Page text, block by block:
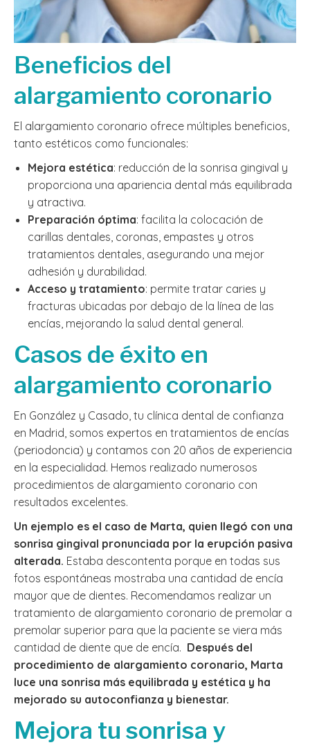
Beneficios del
alargamiento coronario
El alargamiento coronario ofrece múltiples beneficios,
tanto estéticos como funcionales:
Mejora estética: reducción de la sonrisa gingival y
proporciona una apariencia dental más equilibrada
y atractiva.
Preparación óptima: facilita la colocación de
carillas dentales, coronas, empastes y otros
tratamientos dentales, asegurando una mejor
adhesión y durabilidad.
Acceso y tratamiento: permite tratar caries y
fracturas ubicadas por debajo de la línea de las
encías, mejorando la salud dental general.
Casos de éxito en
alargamiento coronario
En González y Casado, tu clínica dental de confianza
en Madrid, somos expertos en tratamientos de encías
(periodoncia) y contamos con 20 años de experiencia
en la especialidad. Hemos realizado numerosos
procedimientos de alargamiento coronario con
resultados excelentes.
Un ejemplo es el caso de Marta, quien llegó con una
sonrisa gingival pronunciada por la erupción pasiva
alterada. Estaba descontenta porque en todas sus
fotos espontáneas mostraba una cantidad de encía
mayor que de dientes. Recomendamos realizar un
tratamiento de alargamiento coronario de premolar a
premolar superior para que la paciente se viera más
cantidad de diente que de encía. Después del
procedimiento de alargamiento coronario, Marta
luce una sonrisa más equilibrada y estética y ha
mejorado su autoconfianza y bienestar.
Mejora tu sonrisa y